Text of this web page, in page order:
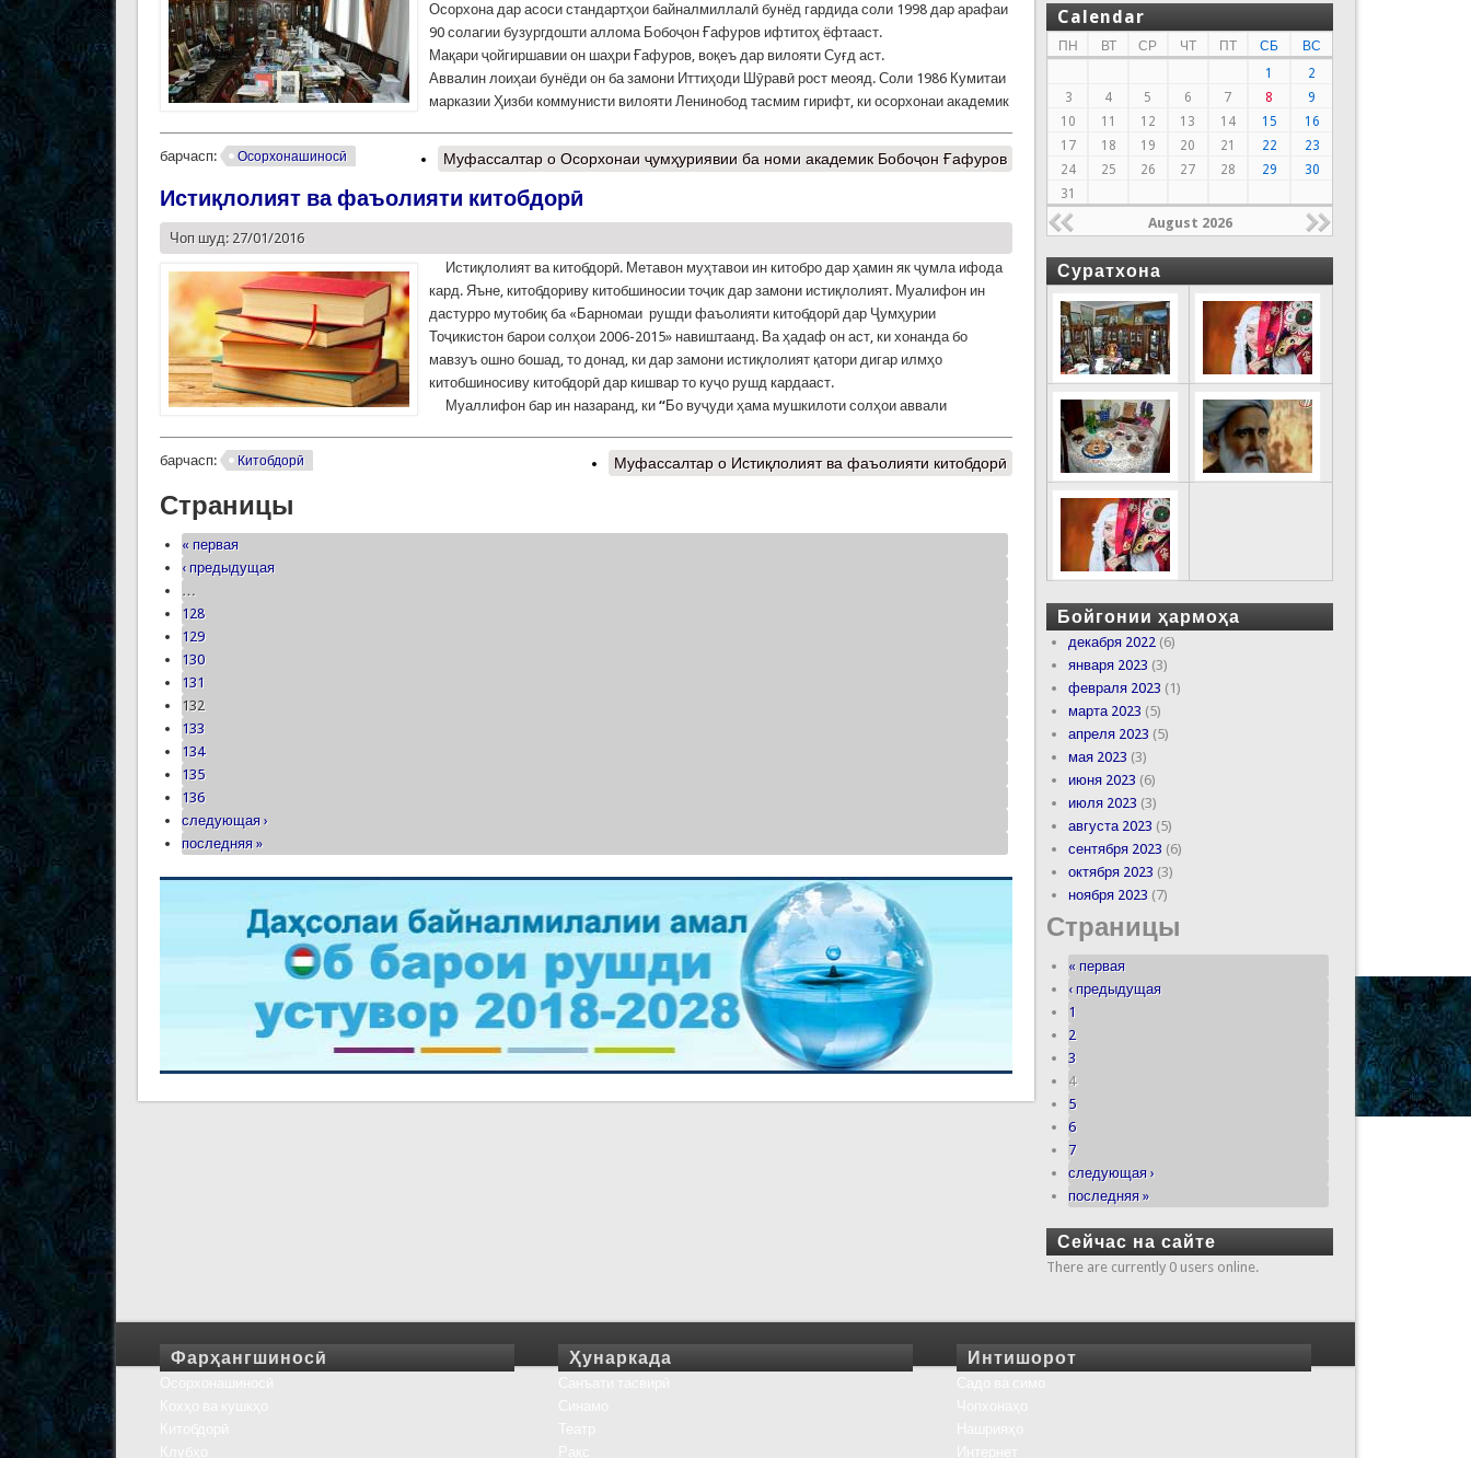
Осорхона дар асоси стандартҳои байналмиллалӣ бунёд гардида соли 1998 дар арафаи
90 солагии бузургдошти аллома Бобоҷон Ғафуров ифтитоҳ ёфтааст.
Мақари ҷойгиршавии он шаҳри Ғафуров, воқеъ дар вилояти Суғд аст.
Аввалин лоиҳаи бунёди он ба замони Иттиҳоди Шӯравӣ рост меояд. Соли 1986 Кумитаи
марказии Ҳизби коммунисти вилояти Ленинобод тасмим гирифт, ки осорхонаи академик
барчасп: Осорхонашиносӣ Муфассалтар о Осорхонаи ҷумҳуриявии ба номи академик Бобоҷон Ғафуров
Истиқлолият ва фаъолияти китобдорӣ
Чоп шуд: 27/01/2016
Истиқлолият ва китобдорӣ. Метавон муҳтавои ин китобро дар ҳамин як ҷумла ифода
кард. Яъне, китобдориву китобшиносии тоҷик дар замони истиқлолият. Муалифон ин
дастурро мутобиқ ба «Барномаи рушди фаъолияти китобдорӣ дар Ҷумҳурии
Тоҷикистон барои солҳои 2006-2015» навиштаанд. Ва ҳадаф он аст, ки хонанда бо
мавзуъ ошно бошад, то донад, ки дар замони истиқлолият қатори дигар илмҳо
китобшиносиву китобдорӣ дар кишвар то куҷо рушд кардааст.
Муаллифон бар ин назаранд, ки“Бо вуҷуди ҳама мушкилоти солҳои аввали
барчасп: Китобдорӣ Муфассалтар о Истиқлолият ва фаъолияти китобдорӣ
Страницы
« первая
‹ предыдущая
…
128
129
130
131
132
133
134
135
136
следующая ›
последняя »
Calendar
ПН ВТ СР ЧТ ПТ СБ
ВС
1
2
3
4 5 6 7 8
9
10
11 12 13 14 15
16
17
18 19 20 21 22
23
24
25 26 27 28 29
30
31
August 2026
Суратхона
Бойгонии ҳармоҳа
декабря 2022 (6)
января 2023 (3)
февраля 2023 (1)
марта 2023 (5)
апреля 2023 (5)
мая 2023 (3)
июня 2023 (6)
июля 2023 (3)
августа 2023 (5)
сентября 2023 (6)
октября 2023 (3)
ноября 2023 (7)
Страницы
« первая
‹ предыдущая
1
2
3
4
5
6
7
следующая ›
последняя »
Сейчас на сайте
There are currently 0 users online.
Фарҳангшиносӣ Ҳунаркада Интишорот